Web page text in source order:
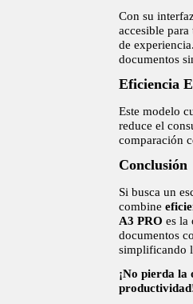
Con su
accesible
de
documentos
Eficiencia
Este modelo
reduce el
comparación
Conclusión
Si busca un
combine
A3 PRO es la
documentos
simplificando
¡No pierda